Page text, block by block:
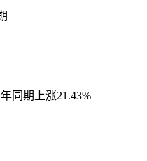
同期上涨21.43%